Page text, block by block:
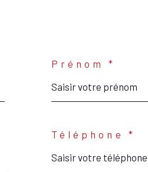
Prénom *
Téléphone *